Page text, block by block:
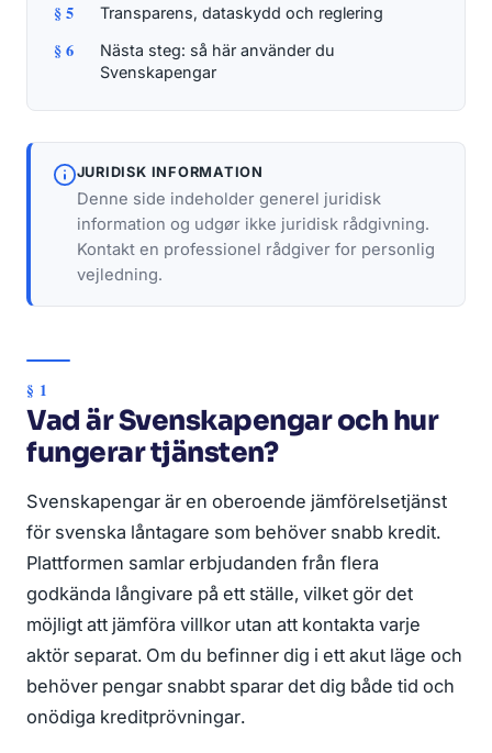
§ 5 Transparens, dataskydd och reglering
§ 6
Nästa steg: så här använder du
Svenskapengar
JURIDISK INFORMATION
Denne side indeholder generel juridisk
information og udgør ikke juridisk rådgivning.
Kontakt en professionel rådgiver for personlig
vejledning.
Vad är Svenskapengar och hur
fungerar tjänsten?
Svenskapengar är en oberoende jämförelsetjänst
för svenska låntagare som behöver snabb kredit.
Plattformen samlar erbjudanden från flera
godkända långivare på ett ställe, vilket gör det
möjligt att jämföra villkor utan att kontakta varje
aktör separat. Om du befinner dig i ett akut läge och
behöver pengar snabbt sparar det dig både tid och
onödiga kreditprövningar.